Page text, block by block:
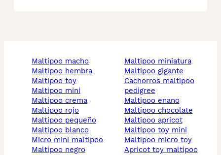
maltipoo macho
maltipoo hembra
maltipoo toy
maltipoo mini
maltipoo crema
maltipoo rojo
maltipoo pequeño
maltipoo blanco
micro mini maltipoo
maltipoo negro
maltipoo miniatura
maltipoo gigante
cachorros maltipoo
pedigree
maltipoo enano
maltipoo chocolate
maltipoo apricot
maltipoo toy mini
maltipoo micro toy
apricot toy maltipoo